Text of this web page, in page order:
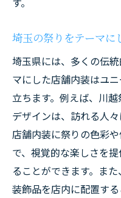
埼玉の祭りをテーマに
埼玉県には、多くの伝
マにした店舗内装はユ
立ちます。例えば、川
デザインは、訪れる人
店舗内装に祭りの色彩
で、視覚的な楽しさを
ることができます。ま
装飾品を店内に配置す